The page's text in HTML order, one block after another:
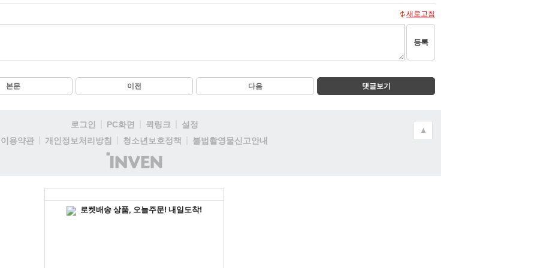
새로고침
등록
본문 이전 다음 댓글보기
로그인 PC화면 퀵링크
설정
이용약관
개인정보처리방침 청소년보호정책
불법촬영물신고안내
(주)
인
▲